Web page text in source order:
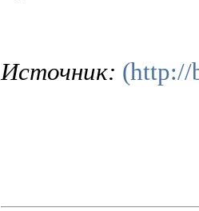
Источник: (http://